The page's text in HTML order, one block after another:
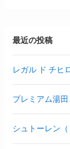
最近の投稿
レガル ド チヒ
プレミアム湯田
シュトーレン（